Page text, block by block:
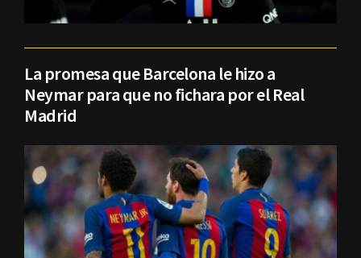
La promesa que Barcelona le hizo a
Neymar para que no fichara por el Real
Madrid